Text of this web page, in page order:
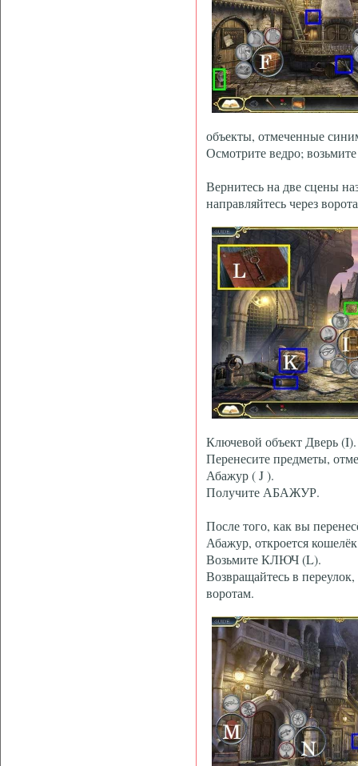
объекты, отмеченные
Осмотрите ведро;
Вернитесь на две сцены
направляйтесь через
Ключевой объект Дверь (I).
Перенесите предметы,
Абажур ( J ).
Получите АБАЖУР.
После того, как вы
Абажур, откроется
Возьмите КЛЮЧ (L).
Возвращайтесь в
воротам.